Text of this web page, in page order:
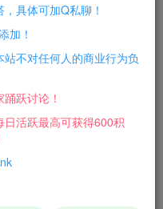
，没有教程
影子系统上进行！！！
具体可加Q私聊！
加！
不对任何人的商业行为负
跃讨论！
活跃最高可获得600积